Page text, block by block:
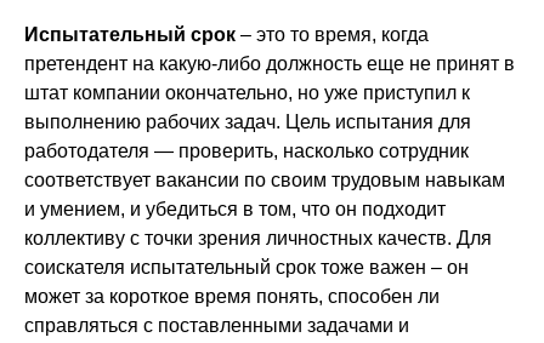
Испытательный срок – это то время, когда
претендент на какую-либо должность еще не принят в
штат компании окончательно, но уже приступил к
выполнению рабочих задач. Цель испытания для
работодателя — проверить, насколько сотрудник
соответствует вакансии по своим трудовым навыкам
и умением, и убедиться в том, что он подходит
коллективу с точки зрения личностных качеств. Для
соискателя испытательный срок тоже важен – он
может за короткое время понять, способен ли
справляться с поставленными задачами и